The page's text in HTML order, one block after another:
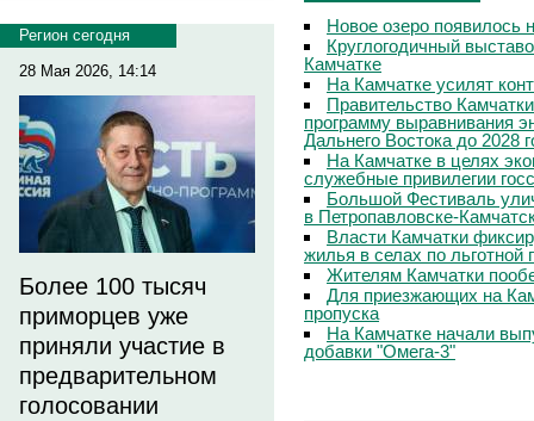
Регион сегодня
28 Мая 2026, 14:14
Более 100 тысяч
приморцев уже
приняли участие в
предварительном
голосовании
Новое озеро появилось
Круглогодичный
Камчатке
На Камчатке усилят
Правительство
программу выравнивания
Дальнего Востока до 2028
На Камчатке в целях
служебные привилегии
Большой Фестиваль
в Петропавловске-
Власти Камчатки
жилья в селах по льготной
Жителям Камчатки
Для приезжающих на
пропуска
На Камчатке начали
добавки "Омега-3"